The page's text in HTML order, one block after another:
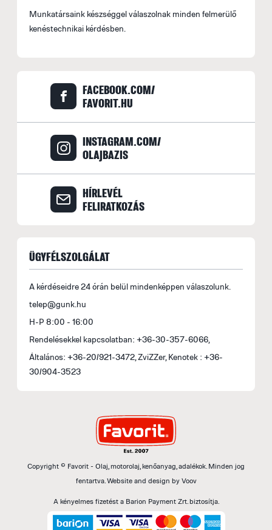
Munkatársaink készséggel válaszolnak minden felmerülő
kenéstechnikai kérdésben.
FACEBOOK.COM/
FAVORIT.HU
INSTAGRAM.COM/
OLAJBAZIS
HÍRLEVÉL
FELIRATKOZÁS
ÜGYFÉLSZOLGÁLAT
A kérdéseidre 24 órán belül mindenképpen válaszolunk.
telep@gunk.hu
H-P 8:00 - 16:00
Rendelésekkel kapcsolatban: +36-30-357-6066,
Általános: +36-20/921-3472, ZviZZer, Kenotek : +36-
30/904-3523
Copyright © Favorit - Olaj, motorolaj, kenőanyag, adalékok. Minden jog
fentartva.Website and design by Voov
A kényelmes fizetést a Barion Payment Zrt. biztosítja.